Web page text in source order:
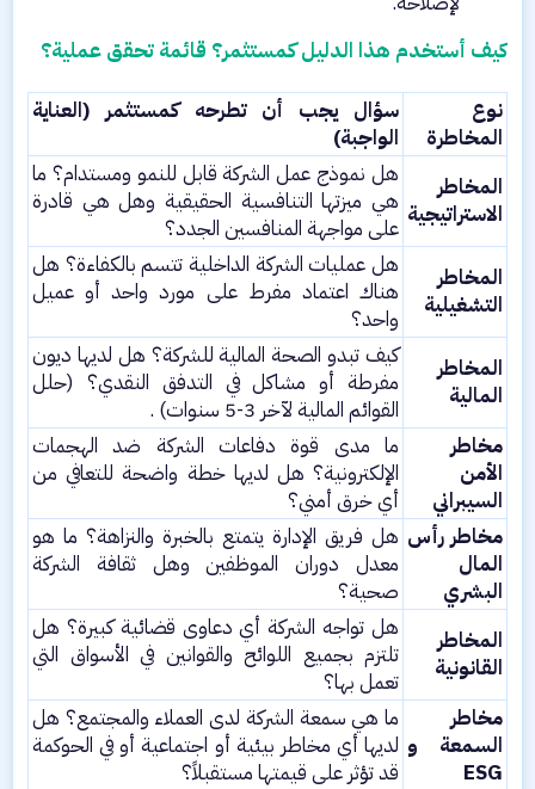
كيف أستخدم هذا الدليل كمستثمر؟ قائمة تحقق عملية؟
نوع
المخاطرة
سؤال يجب أن تطرحه كمستثمر (العناية
الواجبة)
المخاطر
الاستراتيجية
هل نموذج عمل الشركة قابل للنمو ومستدام؟ ما
هي ميزتها التنافسية الحقيقية وهل هي قادرة
على مواجهة المنافسين الجدد؟​
المخاطر
التشغيلية
هل عمليات الشركة الداخلية تتسم بالكفاءة؟ هل
هناك اعتماد مفرط على مورد واحد أو عميل
واحد؟​
المخاطر
المالية
كيف تبدو الصحة المالية للشركة؟ هل لديها ديون
مفرطة أو مشاكل في التدفق النقدي؟ (حلل
القوائم المالية لآخر 3-5 سنوات) .​
مخاطر
الأمن
السيبراني
ما مدى قوة دفاعات الشركة ضد الهجمات
الإلكترونية؟ هل لديها خطة واضحة للتعافي من
أي خرق أمني؟​
مخاطر رأس
المال
البشري
هل فريق الإدارة يتمتع بالخبرة والنزاهة؟ ما هو
معدل دوران الموظفين وهل ثقافة الشركة
صحية؟​
المخاطر
القانونية
هل تواجه الشركة أي دعاوى قضائية كبيرة؟ هل
تلتزم بجميع اللوائح والقوانين في الأسواق التي
تعمل بها؟​
مخاطر
السمعة و
ESG
ما هي سمعة الشركة لدى العملاء والمجتمع؟ هل
لديها أي مخاطر بيئية أو اجتماعية أو في الحوكمة
قد تؤثر على قيمتها مستقبلاً؟​